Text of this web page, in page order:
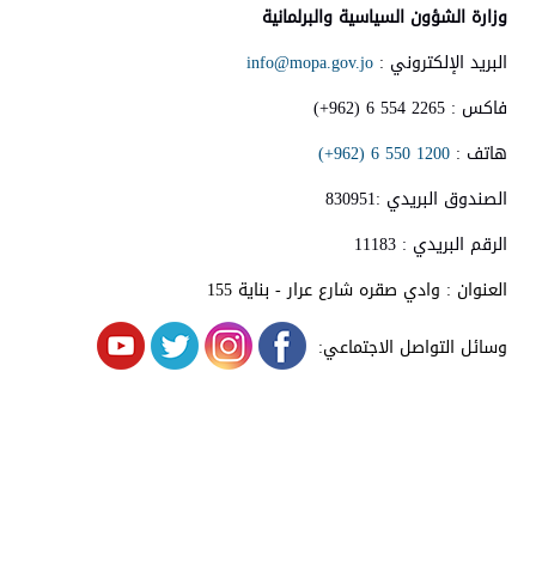
وزارة الشؤون السياسية والبرلمانية
البريد الإلكتروني : info@mopa.gov.jo
فاكس : 2265 554 6 (962+)
هاتف : 1200 550 6 (962+)
الصندوق البريدي :830951
الرقم البريدي : 11183
العنوان : وادي صقره شارع عرار - بناية 155
وسائل التواصل الاجتماعي: